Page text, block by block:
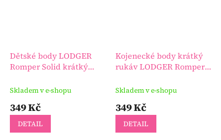
Dětské body LODGER
Romper Solid krátký
Skladem v e-shopu
349 Kč
DETAIL
Kojenecké body krátký
rukáv LODGER Romper
Skladem v e-shopu
349 Kč
DETAIL